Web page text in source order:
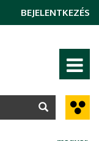
BEJELENTKEZÉS